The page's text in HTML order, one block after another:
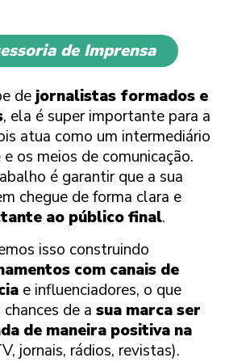
de Imprensa
de jornalistas formados e
, ela é super importante para a
atua como um intermediário
os meios de comunicação.
é garantir que a sua
chegue de forma clara e
ao público final.
isso construindo
com canais de
e influenciadores, o que
de a sua marca ser
de maneira positiva na
jornais, rádios, revistas).